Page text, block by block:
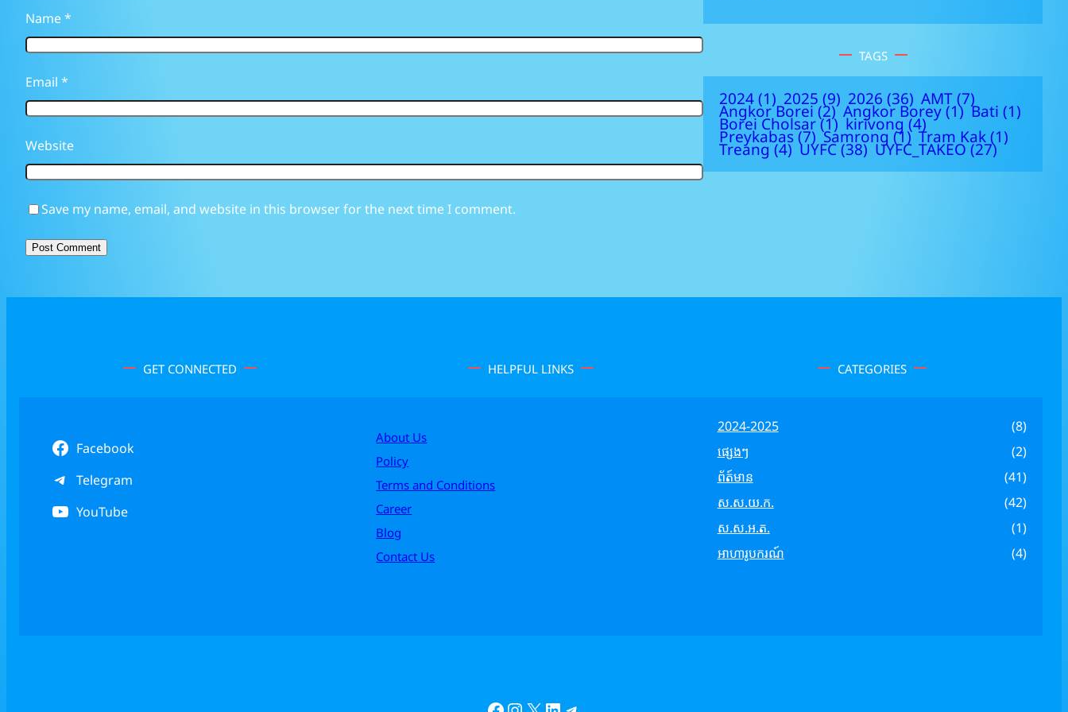
Name*
Email *
Website
Save my name, email, and website in this browser for the next time I comment.
TAGS
2024 (1) 2025 (9) 2026 (36) AMT (7)
Angkor Borei (2) Angkor Borey (1) Bati (1)
Borei Cholsar (1) kirivong (4)
Preykabas (7) Samrong (1) Tram Kak (1)
Treang (4) UYFC (38) UYFC_TAKEO (27)
GET CONNECTED
Facebook
Telegram
YouTube
HELPFUL LINKS
About Us
Policy
Terms and Conditions
Career
Blog
Contact Us
CATEGORIES
2024-2025
(8)
ផ្សេងៗ
(2)
ព័ត៍មាន
(41)
ស.ស.យ.ក.
(42)
ស.ស.អ.ត.
(1)
អាហារូបករណ៍
(4)